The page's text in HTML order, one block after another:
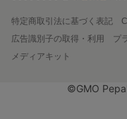
特定商取引法に基づく表記
広告識別子の取得・利用
プ
メディアキット
©GMO